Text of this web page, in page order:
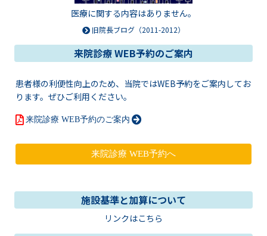
医療に関する内容はありません。
旧院長ブログ（2011-2012）
来院診療 WEB予約のご案内
患者様の利便性向上のため、当院ではWEB予約をご案内してお
ります。ぜひご利用ください。
来院診療 WEB予約のご案内
施設基準と加算について
リンクはこちら